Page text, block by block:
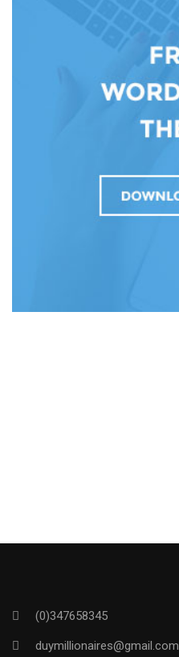
(0)347658345
duymillionaires@gmail.com